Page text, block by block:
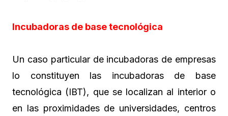
Incubadoras de base tecnológica
Un caso particular de incubadoras de empresas
lo constituyen las incubadoras de base
tecnológica (IBT), que se localizan al interior o
en las proximidades de universidades, centros